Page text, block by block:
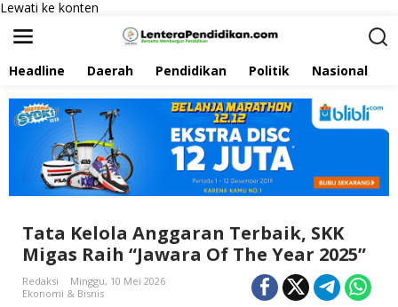
Lewati ke konten
Headline Daerah Pendidikan Politik Nasional
Tata Kelola Anggaran Terbaik, SKK
Migas Raih “Jawara Of The Year 2025”
Redaksi
Minggu, 10 Mei 2026
Ekonomi & Bisnis